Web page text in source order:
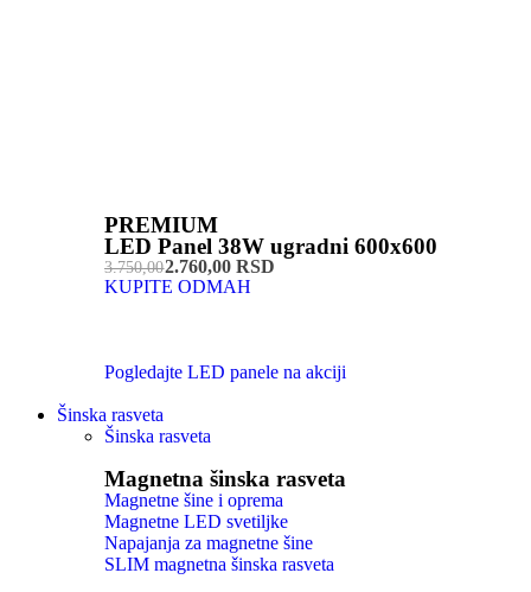
PREMIUM
LED Panel 38W ugradni 600x600
3.750,002.760,00 RSD
KUPITE ODMAH
Pogledajte LED panele na akciji
Šinska rasveta
Šinska rasveta
Magnetna šinska rasveta
Magnetne šine i oprema
Magnetne LED svetiljke
Napajanja za magnetne šine
SLIM magnetna šinska rasveta